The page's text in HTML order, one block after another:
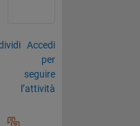
Accedi
per
seguire
l’attività